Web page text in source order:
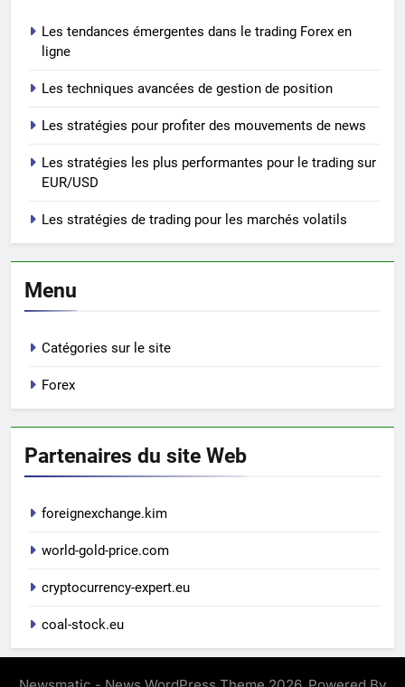
Les tendances émergentes dans le trading Forex en
ligne
Les techniques avancées de gestion de position
Les stratégies pour profiter des mouvements de news
Les stratégies les plus performantes pour le trading sur
EUR/USD
Les stratégies de trading pour les marchés volatils
Menu
Catégories sur le site
Forex
Partenaires du site Web
foreignexchange.kim
world-gold-price.com
cryptocurrency-expert.eu
coal-stock.eu